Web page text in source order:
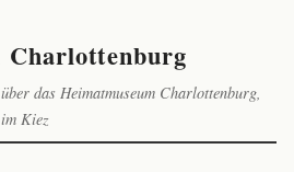
Charlottenburg
das Heimatmuseum Charlottenburg,
Kiez